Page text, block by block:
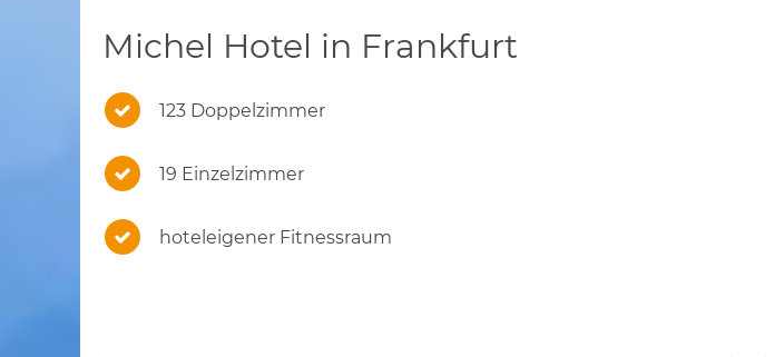
Michel Hotel in Frankfurt
123 Doppelzimmer
19 Einzelzimmer
hoteleigener Fitnessraum